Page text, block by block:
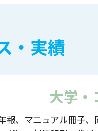
・実績
大学
報、マニュアル冊子、